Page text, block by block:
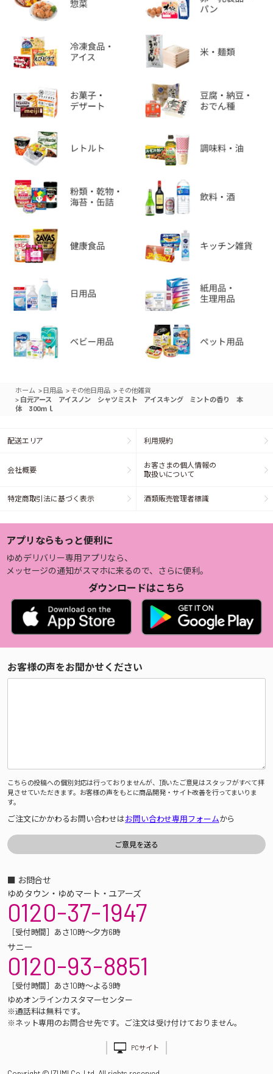
ホーム > 日用品 > その他日用品 > その他雑貨
> 白元アース アイスノン シャツミスト アイスキング ミントの香り 本
体 300ｍｌ
配送エリア 利用規約
会社概要
お客さまの個人情報の
取扱いについて
特定商取引法に基づく表示 酒類販売管理者標識
アプリならもっと便利に
ゆめデリバリー専用アプリなら、
メッセージの通知がスマホに来るので、さらに便利。
ダウンロードはこちら
お客様の声をお聞かせください
こちらの投稿への個別対応は行っておりませんが、頂いたご意見はスタッフがすべて拝
見させていただきます。お客様の声をもとに商品開発・サイト改善を行ってまいりま
す。
ご注文にかかわるお問い合わせはお問い合わせ専用フォームから
■ お問合せ
ゆめタウン・ゆめマート・ユアーズ
0120-37-1947
［受付時間］あさ10時～夕方6時
サニー
0120-93-8851
［受付時間］あさ10時～よる9時
ゆめオンラインカスタマーセンター
※通話料は無料です。
※ネット専用のお問合せ先です。ご注文は受け付けておりません。
PCサイト